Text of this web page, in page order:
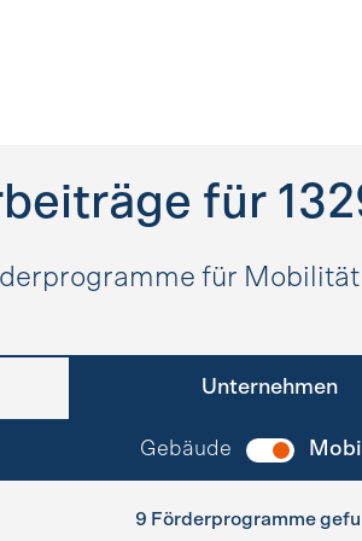
für
für
Unternehmen
Gebäude
9 Förderprogramme